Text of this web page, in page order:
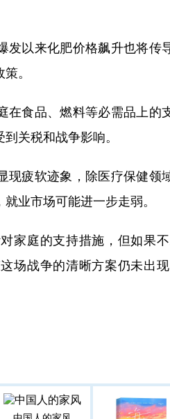
以来化肥价格飙升也将传
。
食品、燃料等必需品上的
关税和战争影响。
疲软迹象，除医疗保健领
业市场可能进一步走弱。
庭的支持措施，但如果不
场战争的清晰方案仍未出